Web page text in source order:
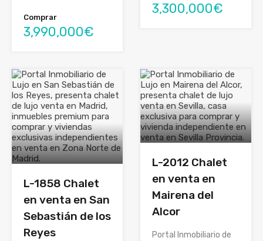
Comprar
3,990,000€
3,300,000€
L-1858 Chalet
en venta en San
Sebastián de los
Reyes
L-2012 Chalet
en venta en
Mairena del
Alcor
Portal Inmobiliario de